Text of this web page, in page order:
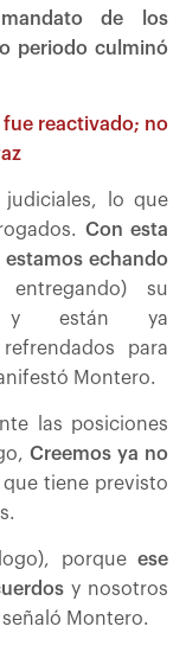
de los
periodo culminó
fue reactivado; no
judiciales, lo que
Con esta
estamos echando
entregando) su
y están ya
para
Montero.
las posiciones
Creemos ya no
que tiene previsto
porque ese
y nosotros
Montero.